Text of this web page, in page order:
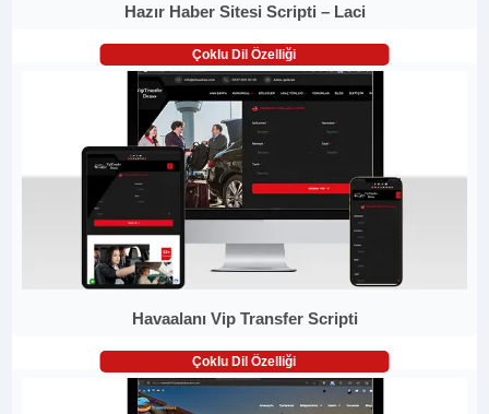
Hazır Haber Sitesi Scripti – Laci
Çoklu Dil Özelliği
Havaalanı Vip Transfer Scripti
Çoklu Dil Özelliği